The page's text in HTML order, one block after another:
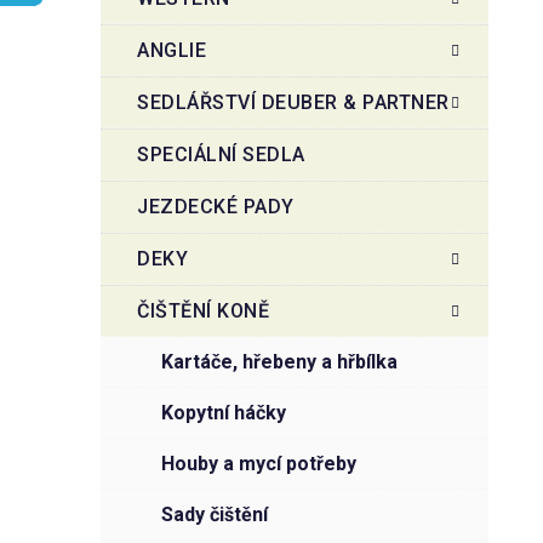
n
í
n
l
ANGLIE
SEDLÁŘSTVÍ DEUBER & PARTNER
SPECIÁLNÍ SEDLA
JEZDECKÉ PADY
DEKY
ČIŠTĚNÍ KONĚ
kartáče, hřebeny a hřbílka
kopytní háčky
houby a mycí potřeby
sady čištění